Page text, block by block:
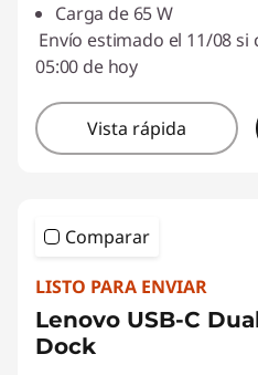
Carga de 65 W
Envío estimado el 11/08
05:00 de hoy
Vista rápida
Comparar
LISTO PARA ENVIAR
Lenovo USB-C
Dock